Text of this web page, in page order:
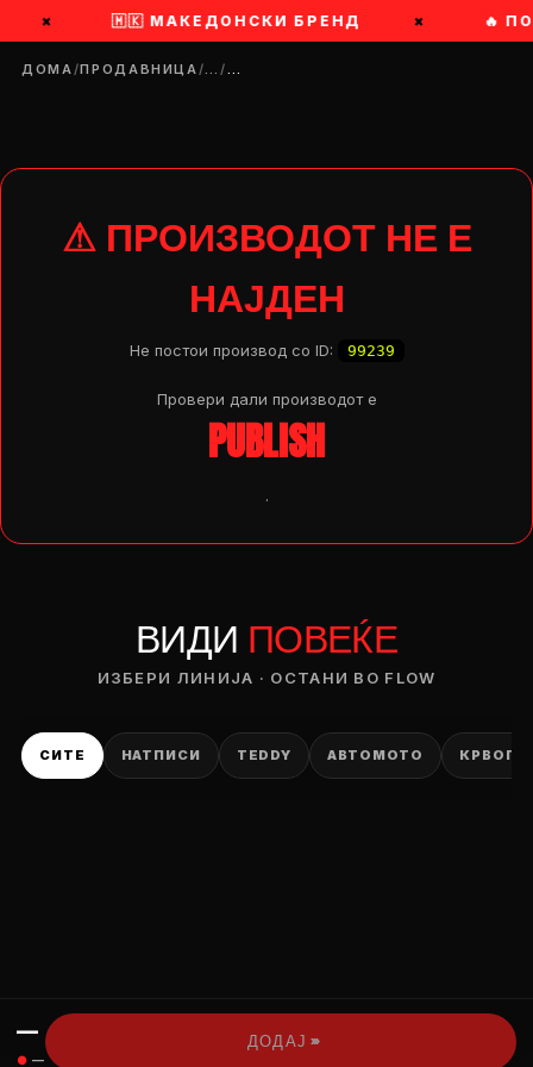
× 🇲🇰 МАКЕДОНСКИ БРЕНД × 🔥
ДОМА/ПРОДАВНИЦА/…/…
⚠ ПРОИЗВОДОТ НЕ Е
НАЈДЕН
Не постои производ со ID: 99239
Провери дали производот e
PUBLISH
.
ВИДИ ПОВЕЌЕ
ИЗБЕРИ ЛИНИЈА · ОСТАНИ ВО FLOW
СИТЕ НАТПИСИ TEDDY АВТОМОТО
—
● —
ДОДАЈ ›››